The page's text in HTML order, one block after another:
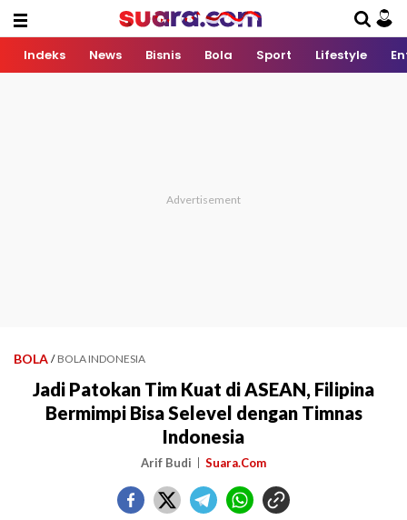
Indeks News Bisnis Bola Sport Lifestyle
BOLA / BOLA INDONESIA
Jadi Patokan Tim Kuat di ASEAN, Filipina
Bermimpi Bisa Selevel dengan Timnas
Indonesia
Arif Budi Suara.Com